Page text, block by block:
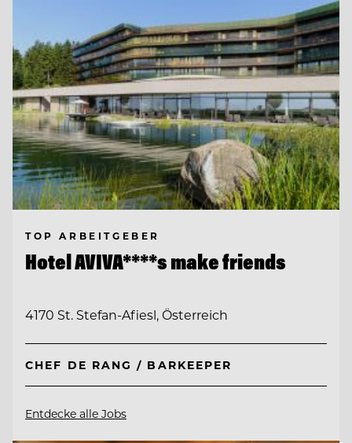
TOP ARBEITGEBER
Hotel AVIVA****s make friends
4170 St. Stefan-Afiesl, Österreich
CHEF DE RANG / BARKEEPER
Entdecke alle Jobs